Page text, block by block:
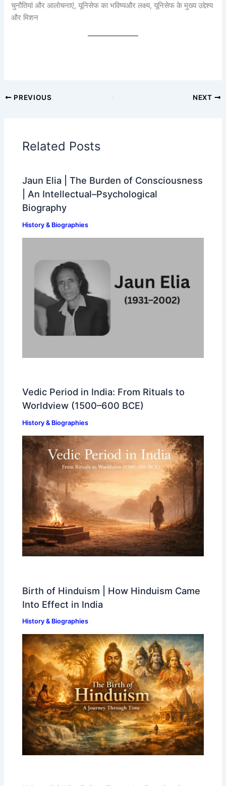
चुनौतियां और आलोचनाएं, यूनिसेफ का भविष्यऔर लक्ष्य, यूनिसेफ के मुख्य उद्देश्य
और मिशन
PREVIOUS NEXT
Related Posts
Jaun Elia | The Burden of Consciousness
| An Intellectual–Psychological
Biography
History & Biographies
Vedic Period in India: From Rituals to
Worldview (1500–600 BCE)
History & Biographies
Birth of Hinduism | How Hinduism Came
Into Effect in India
History & Biographies